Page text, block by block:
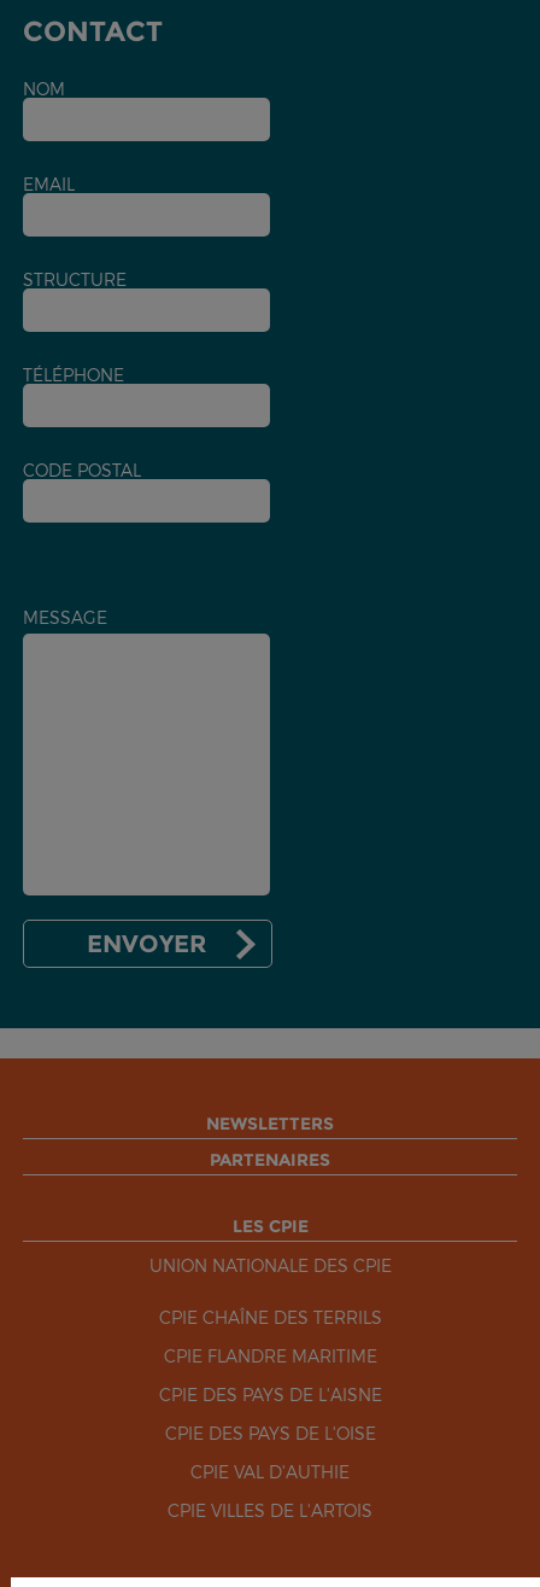
CONTACT
NOM
EMAIL
STRUCTURE
TÉLÉPHONE
CODE POSTAL
MESSAGE
NEWSLETTERS
PARTENAIRES
LES CPIE
UNION NATIONALE DES CPIE
CPIE CHAÎNE DES TERRILS
CPIE FLANDRE MARITIME
CPIE DES PAYS DE L'AISNE
CPIE DES PAYS DE L'OISE
CPIE VAL D'AUTHIE
CPIE VILLES DE L'ARTOIS